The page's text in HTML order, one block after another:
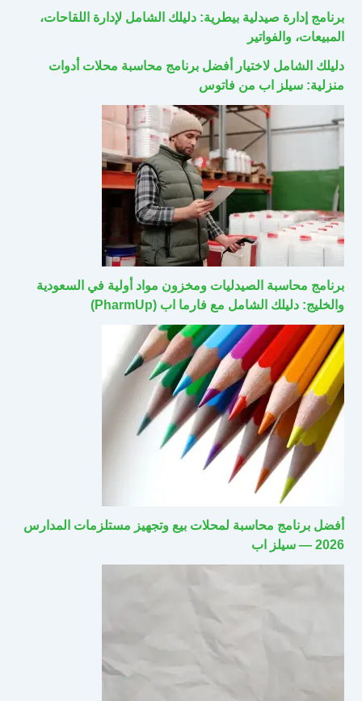
برنامج إدارة صيدلية بيطرية: دليلك الشامل لإدارة اللقاحات،
المبيعات، والفواتير
دليلك الشامل لاختيار أفضل برنامج محاسبة محلات أدوات
منزلية: سيلز اب من فاتوس
برنامج محاسبة الصيدليات ومخزون مواد أولية في السعودية
والخليج: دليلك الشامل مع فارما اب (PharmUp)
أفضل برنامج محاسبة لمحلات بيع وتجهيز مستلزمات المدارس
2026 — سيلز اب